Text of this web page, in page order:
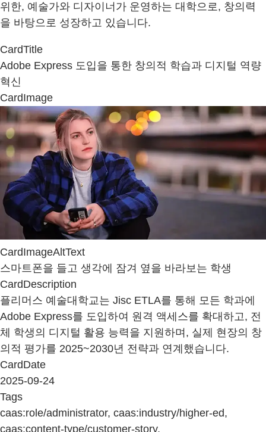
위한, 예술가와 디자이너가 운영하는 대학으로, 창의력
을 바탕으로 성장하고 있습니다.
CardTitle
Adobe Express 도입을 통한 창의적 학습과 디지털 역량
혁신
CardImage
CardImageAltText
스마트폰을 들고 생각에 잠겨 옆을 바라보는 학생
CardDescription
플리머스 예술대학교는 Jisc ETLA를 통해 모든 학과에
Adobe Express를 도입하여 원격 액세스를 확대하고, 전
체 학생의 디지털 활용 능력을 지원하며, 실제 현장의 창
의적 평가를 2025~2030년 전략과 연계했습니다.
CardDate
2025-09-24
Tags
caas:role/administrator, caas:industry/higher-ed,
caas:content-type/customer-story,